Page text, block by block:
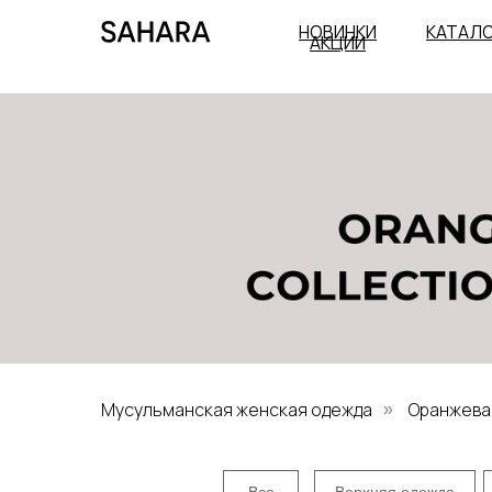
НОВИНКИ
АКЦИИ
Мусульманская женская одежда »